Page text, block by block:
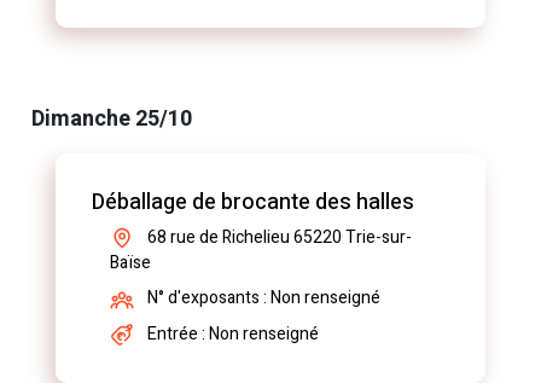
Dimanche 25/10
Déballage de brocante des halles
68 rue de Richelieu 65220 Trie-sur-
Baïse
N° d'exposants : Non renseigné
Entrée : Non renseigné